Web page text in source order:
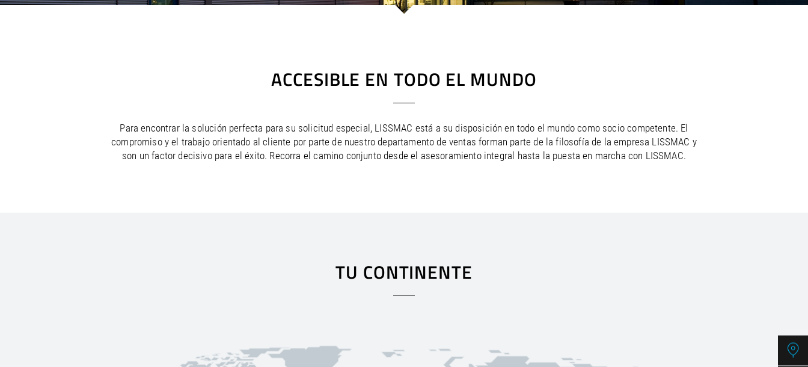
France/EN FR
Netherlands/EN NL
Ukraine/EN
Oman/EN
ACCESIBLE EN TODO EL MUNDO
Para encontrar la solución perfecta para su solicitud especial, LISSMAC está a su disposición en todo el mundo como socio competente. El
compromiso y el trabajo orientado al cliente por parte de nuestro departamento de ventas forman parte de la filosofía de la empresa LISSMAC y
son un factor decisivo para el éxito. Recorra el camino conjunto desde el asesoramiento integral hasta la puesta en marcha con LISSMAC.
TU CONTINENTE